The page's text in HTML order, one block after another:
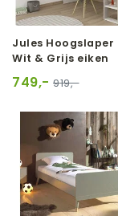
Jules Hoogslaper
Wit & Grijs eiken
749,- 919,-